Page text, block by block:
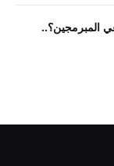
المبرمجين؟..